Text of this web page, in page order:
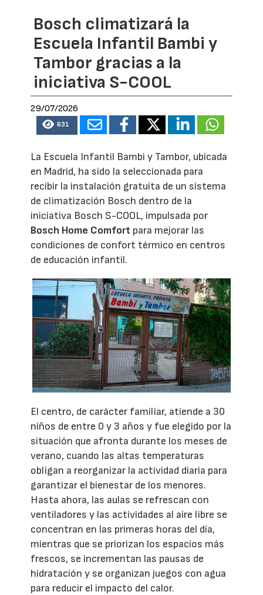
Bosch climatizará la
Escuela Infantil Bambi y
Tambor gracias a la
iniciativa S-COOL
29/07/2026
631
La Escuela Infantil Bambi y Tambor, ubicada
en Madrid, ha sido la seleccionada para
recibir la instalación gratuita de un sistema
de climatización Bosch dentro de la
iniciativa Bosch S-COOL, impulsada por
Bosch Home Comfort para mejorar las
condiciones de confort térmico en centros
de educación infantil.
El centro, de carácter familiar, atiende a 30
niños de entre 0 y 3 años y fue elegido por la
situación que afronta durante los meses de
verano, cuando las altas temperaturas
obligan a reorganizar la actividad diaria para
garantizar el bienestar de los menores.
Hasta ahora, las aulas se refrescan con
ventiladores y las actividades al aire libre se
concentran en las primeras horas del día,
mientras que se priorizan los espacios más
frescos, se incrementan las pausas de
hidratación y se organizan juegos con agua
para reducir el impacto del calor.